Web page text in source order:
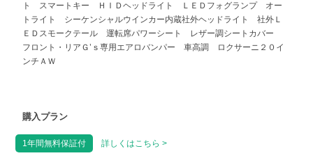
ト スマートキー ＨＩＤヘッドライト ＬＥＤフォグランプ オー
トライト シーケンシャルウインカー内蔵社外ヘッドライト 社外Ｌ
ＥＤスモークテール 運転席パワーシート レザー調シートカバー
フロント・リアＧ’ｓ専用エアロバンパー 車高調 ロクサーニ２０イ
ンチＡＷ
購入プラン
1年間無料保証付 詳しくはこちら >